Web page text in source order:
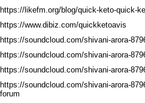
https://likefm.org/blog/quick-keto-quick-
https://www.dibiz.com/quickketoavis
https://soundcloud.com/shivani-arora-
https://soundcloud.com/shivani-arora-
https://soundcloud.com/shivani-arora-
https://soundcloud.com/shivani-arora-
forum